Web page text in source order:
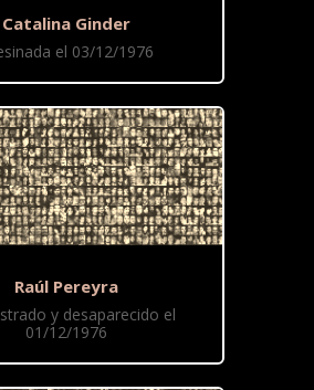
Catalina Ginder
el 03/12/1976
Raúl Pereyra
y desaparecido el
01/12/1976